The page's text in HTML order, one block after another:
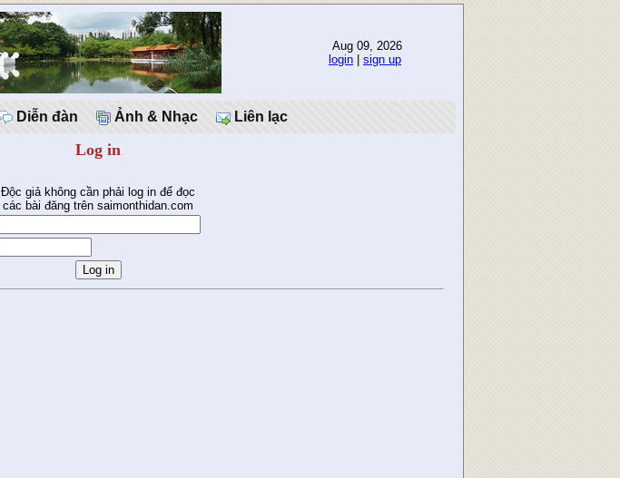
Aug 09, 2026
login
sign up
Diễn đàn Ảnh & Nhạc Liên lạc
Log in
Độc giả không cần phải log in để đọc
các bài đăng trên saimonthidan.com